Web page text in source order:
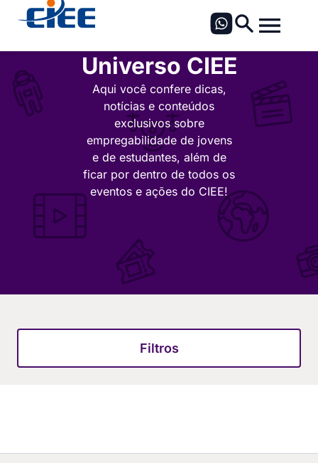
Universo CIEE
Aqui você confere dicas,
notícias e conteúdos
exclusivos sobre
empregabilidade de jovens
e de estudantes, além de
ficar por dentro de todos os
eventos e ações do CIEE!
Filtros